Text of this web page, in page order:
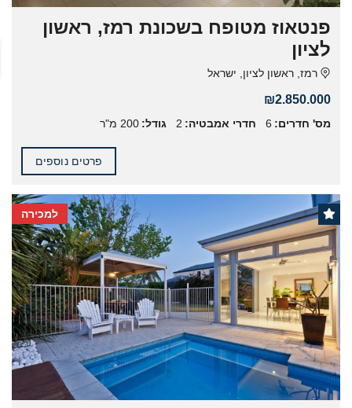
פנטאוז מטופח בשכונת רמז, ראשון
לציון
רמז, ראשון לציון, ישראל
₪2.850.000
מס' חדרים: 6 חדרי אמבטיה: 2 גודל: 200 מ"ר
פרטים נוספים
למכירה